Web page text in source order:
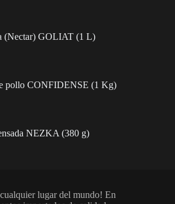
(Nectar) GOLIAT (1 L)
pollo CONFIDENSE (1 Kg)
NEZKA (380 g)
lugar del mundo! En